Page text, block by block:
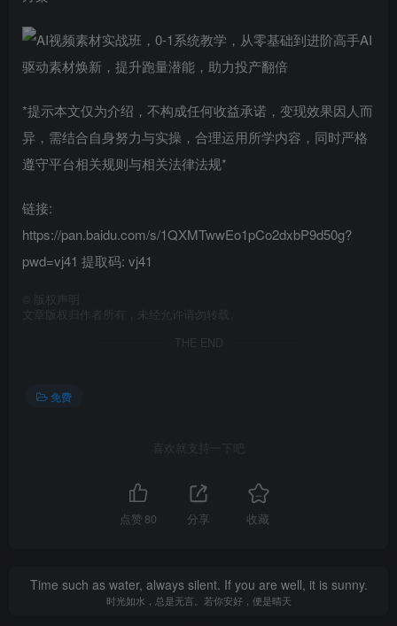
*提示本文仅为介绍，不构成任何收益承诺，变现效果因人而
异，需结合自身努力与实操，合理运用所学内容，同时严格
遵守平台相关规则与相关法律法规*
链接:
https://pan.baidu.com/s/1QXMTwwEo1pCo2dxbP9d50g?
pwd=vj41 提取码: vj41
版权声明
文章版权归作者所有，未经允许请勿转载。
THE END
免费
喜欢就支持一下吧
点赞 80 分享 收藏
Time such as water, always silent. If you are well, it is sunny.
时光如水，总是无言。若你安好，便是晴天